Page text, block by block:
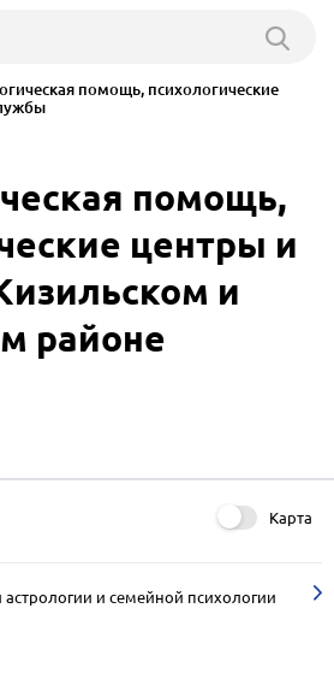
помощь, психологические
помощь,
центры и
и
районе
Карта
астрологии и семейной психологии